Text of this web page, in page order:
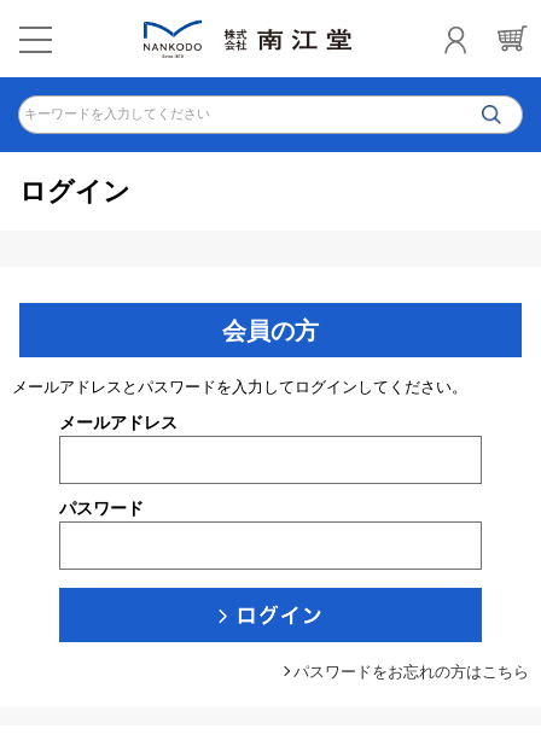
キーワードを入力してください
ログイン
会員の方
メールアドレスとパスワードを入力してログインしてください。
メールアドレス
パスワード
パスワードをお忘れの方はこちら